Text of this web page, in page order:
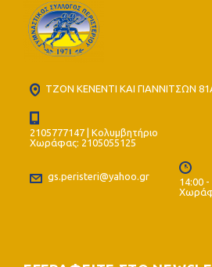
ΤΖΟΝ ΚΕΝΕΝΤΙ ΚΑΙ ΓΙΑΝΝΙΤΣΩΝ
2105777147 | Κολυμβητήριο
Χωράφας: 2105055125
gs.peristeri@yahoo.gr
14:00